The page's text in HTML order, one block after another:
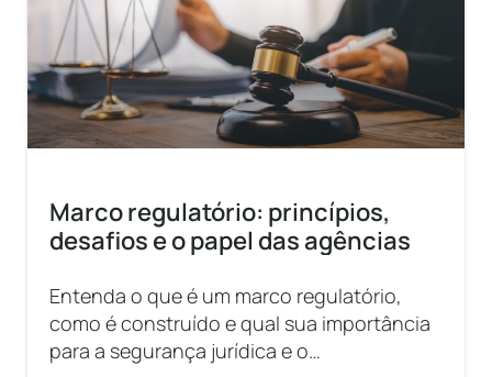
Marco regulatório: princípios,
desafios e o papel das agências
Entenda o que é um marco regulatório,
como é construído e qual sua importância
para a segurança jurídica e o